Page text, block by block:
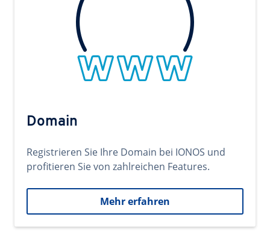
Domain
Registrieren Sie Ihre Domain bei IONOS und
profitieren Sie von zahlreichen Features.
Mehr erfahren